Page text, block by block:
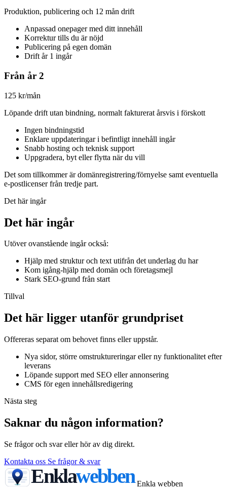
Produktion, publicering och 12 mån drift
Anpassad onepager med ditt innehåll
Korrektur tills du är nöjd
Publicering på egen domän
Drift år 1 ingår
Från år 2
125 kr/mån
Löpande drift utan bindning, normalt fakturerat årsvis i förskott
Ingen bindningstid
Enklare uppdateringar i befintligt innehåll ingår
Snabb hosting och teknisk support
Uppgradera, byt eller flytta när du vill
Det som tillkommer är domänregistrering/förnyelse samt eventuella
e-postlicenser från tredje part.
Det här ingår
Det här ingår
Utöver ovanstående ingår också:
Hjälp med struktur och text utifrån det underlag du har
Kom igång-hjälp med domän och företagsmejl
Stark SEO-grund från start
Tillval
Det här ligger utanför grundpriset
Offereras separat om behovet finns eller uppstår.
Nya sidor, större omstruktureringar eller ny funktionalitet efter
leverans
Löpande support med SEO eller annonsering
CMS för egen innehållsredigering
Nästa steg
Saknar du någon information?
Se frågor och svar eller hör av dig direkt.
Kontakta oss Se frågor & svar
Enklawebben Enkla webben